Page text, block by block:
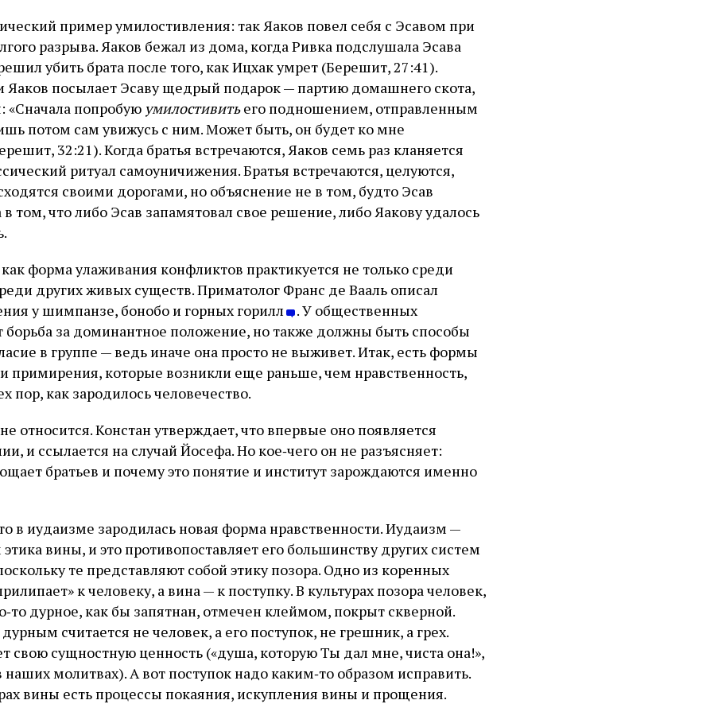
пример умилостивления: так Яаков повел себя с Эсавом при
разрыва. Яаков бежал из дома, когда Ривка подслушала Эсава
убить брата после того, как Ицхак умрет (Берешит, 27:41).
Яаков посылает Эсаву щедрый подарок — партию домашнего скота,
«Сначала попробую умилостивитьего подношением, отправленным
потом сам увижусь с ним. Может быть, он будет ко мне
32:21). Когда братья встречаются, Яаков семь раз кланяется
ритуал самоуничижения. Братья встречаются, целуются,
своими дорогами, но объяснение не в том, будто Эсав
в том, что либо Эсав запамятовал свое решение, либо Яакову удалось
форма улаживания конфликтов практикуется не только среди
других живых существ. Приматолог Франс де Вааль описал
у шимпанзе, бонобо и горных горилл . У общественных
за доминантное положение, но также должны быть способы
в группе — ведь иначе она просто не выживет. Итак, есть формы
примирения, которые возникли еще раньше, чем нравственность,
пор, как зародилось человечество.
относится. Констан утверждает, что впервые оно появляется
и ссылается на случай Йосефа. Но кое‑чего он не разъясняет:
братьев и почему это понятие и институт зарождаются именно
в иудаизме зародилась новая форма нравственности. Иудаизм —
вины, и это противопоставляет его большинству других систем
те представляют собой этику позора. Одно из коренных
к человеку, а вина — к поступку. В культурах позора человек,
дурное, как бы запятнан, отмечен клеймом, покрыт скверной.
считается не человек, а его поступок, не грешник, а грех.
свою сущностную ценность («душа, которую Ты дал мне, чиста она!»,
молитвах). А вот поступок надо каким‑то образом исправить.
вины есть процессы покаяния, искупления вины и прощения.